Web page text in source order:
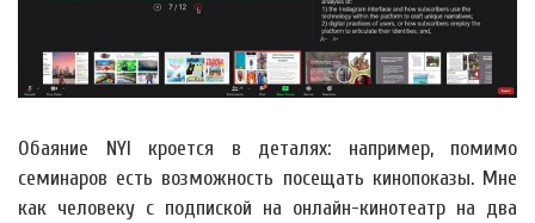
Обаяние NYI кроется в деталях: например, помимо
семинаров есть возможность посещать кинопоказы. Мне
как человеку с подпиской на онлайн-кинотеатр на два